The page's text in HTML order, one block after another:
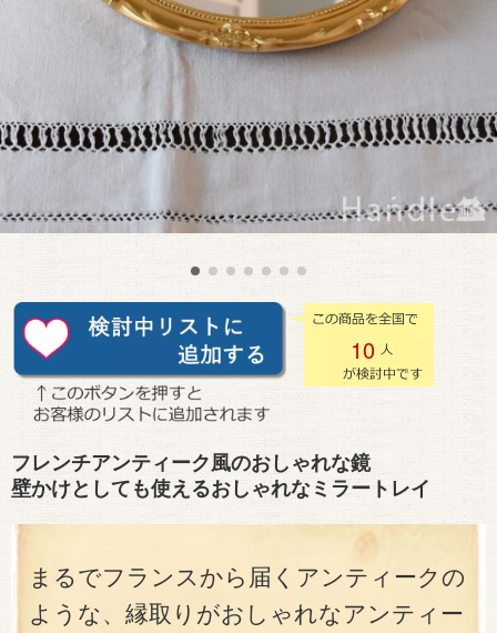
10
フレンチアンティーク風のおしゃれな鏡
壁かけとしても使えるおしゃれなミラートレイ
まるでフランスから届くアンティークの
ような、縁取りがおしゃれなアンティー